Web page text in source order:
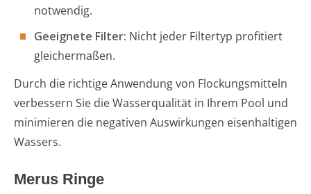
notwendig.
Geeignete Filter: Nicht jeder Filtertyp profitiert
gleichermaßen.
Durch die richtige Anwendung von Flockungsmitteln
verbessern Sie die Wasserqualität in Ihrem Pool und
minimieren die negativen Auswirkungen eisenhaltigen
Wassers.
Merus Ringe